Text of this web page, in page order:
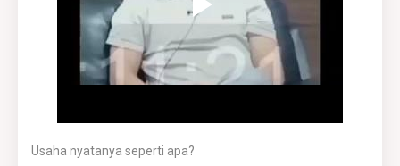
Usaha nyatanya seperti apa?